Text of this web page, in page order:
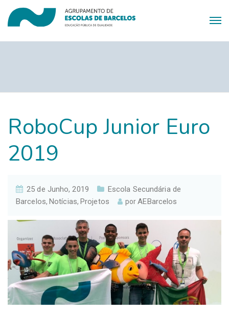
RoboCup Junior Euro
2019
25 de Junho, 2019
Escola Secundária de
Barcelos, Notícias, Projetos porAEBarcelos